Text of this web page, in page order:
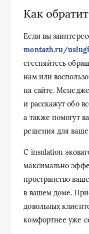
Как
Если вы
montazh.ru/uslugi
стесняйтесь
нам или
на сайте.
и расскажут обо
а также помогут
решения для
С insulation
максимально
пространство
в вашем доме.
довольных
комфортнее уже